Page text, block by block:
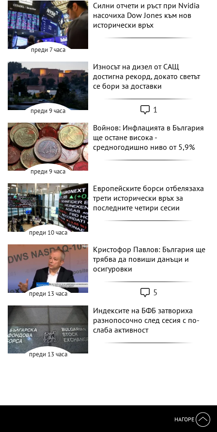
преди 7 часа
Силни отчети и ръст при Nvidia
насочиха Dow Jones към нов
исторически връх
преди 9 часа
Износът на дизел от САЩ
достигна рекорд, докато светът
се бори за доставки
1
преди 9 часа
Войнов: Инфлацията в България
ще остане висока -
средногодишно ниво от 5,9%
преди 10 часа
Европейските борси отбелязаха
трети исторически връх за
последните четири сесии
преди 13 часа
Кристофор Павлов: България ще
трябва да повиши данъци и
осигуровки
5
преди 13 часа
Индексите на БФБ затвориха
разнопосочно след сесия с по-
слаба активност
НАГОРЕ